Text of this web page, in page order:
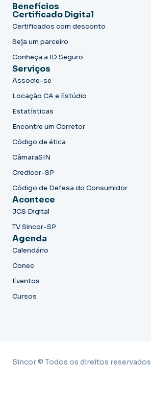
Benefícios
Certificado Digital
Certificados com desconto
Seja um parceiro
Conheça a ID Seguro
Serviços
Associe-se
Locação CA e Estúdio
Estatísticas
Encontre um Corretor
Código de ética
CâmaraSIN
Credicor-SP
Código de Defesa do Consumidor
Acontece
JCS Digital
TV Sincor-SP
Agenda
Calendário
Conec
Eventos
Cursos
Sincor © Todos os direitos reservados